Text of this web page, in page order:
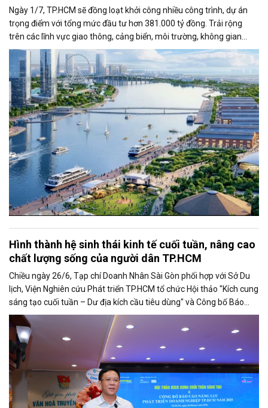
Ngày 1/7, TP.HCM sẽ đồng loạt khởi công nhiều công trình, dự án
trọng điểm với tổng mức đầu tư hơn 381.000 tỷ đồng. Trải rộng
trên các lĩnh vực giao thông, cảng biển, môi trường, không gian
công cộng và nhà ở xã hội, các dự án được kỳ vọng tạo động lực
tăng trưởng mới, mở rộng không gian phát triển và nâng cao năng
lực cạnh tranh của đô thị lớn nhất cả nước.
Hình thành hệ sinh thái kinh tế cuối tuần, nâng cao
chất lượng sống của người dân TP.HCM
Chiều ngày 26/6, Tạp chí Doanh Nhân Sài Gòn phối hợp với Sở Du
lịch, Viện Nghiên cứu Phát triển TP.HCM tổ chức Hội thảo "Kích cung
sáng tạo cuối tuần – Dư địa kích cầu tiêu dùng" và Công bố Báo
cáo năng lực phát triển doanh nghiệp TP.HCM năm 2025. Trân
trọng giới thiệu phát biểu của ông Nguyễn Ngọc Hồi - Phó Giám đốc
Sở Văn hoá - Thể thao TP.HCM tại Hội thảo.